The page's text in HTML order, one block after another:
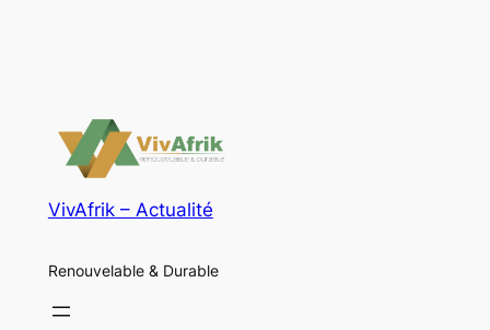
VivAfrik – Actualité
Renouvelable & Durable